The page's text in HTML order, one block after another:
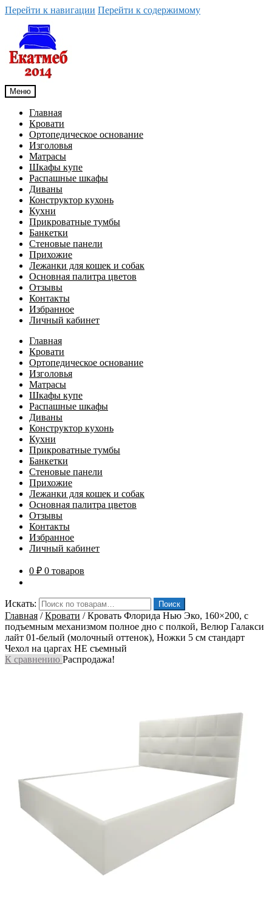
Перейти к навигации Перейти к содержимому
Меню
Главная
Кровати
Ортопедическое основание
Изголовья
Матрасы
Шкафы купе
Распашные шкафы
Диваны
Конструктор кухонь
Кухни
Прикроватные тумбы
Банкетки
Стеновые панели
Прихожие
Лежанки для кошек и собак
Основная палитра цветов
Отзывы
Контакты
Избранное
Личный кабинет
Главная
Кровати
Ортопедическое основание
Изголовья
Матрасы
Шкафы купе
Распашные шкафы
Диваны
Конструктор кухонь
Кухни
Прикроватные тумбы
Банкетки
Стеновые панели
Прихожие
Лежанки для кошек и собак
Основная палитра цветов
Отзывы
Контакты
Избранное
Личный кабинет
0 ₽ 0 товаров
Искать: Поиск
Главная /Кровати /Кровать Флорида Нью Эко, 160×200, с
подъемным механизмом полное дно с полкой, Велюр Галакси
лайт 01-белый (молочный оттенок), Ножки 5 см стандарт
Чехол на царгах НЕ съемный
К сравнению Распродажа!